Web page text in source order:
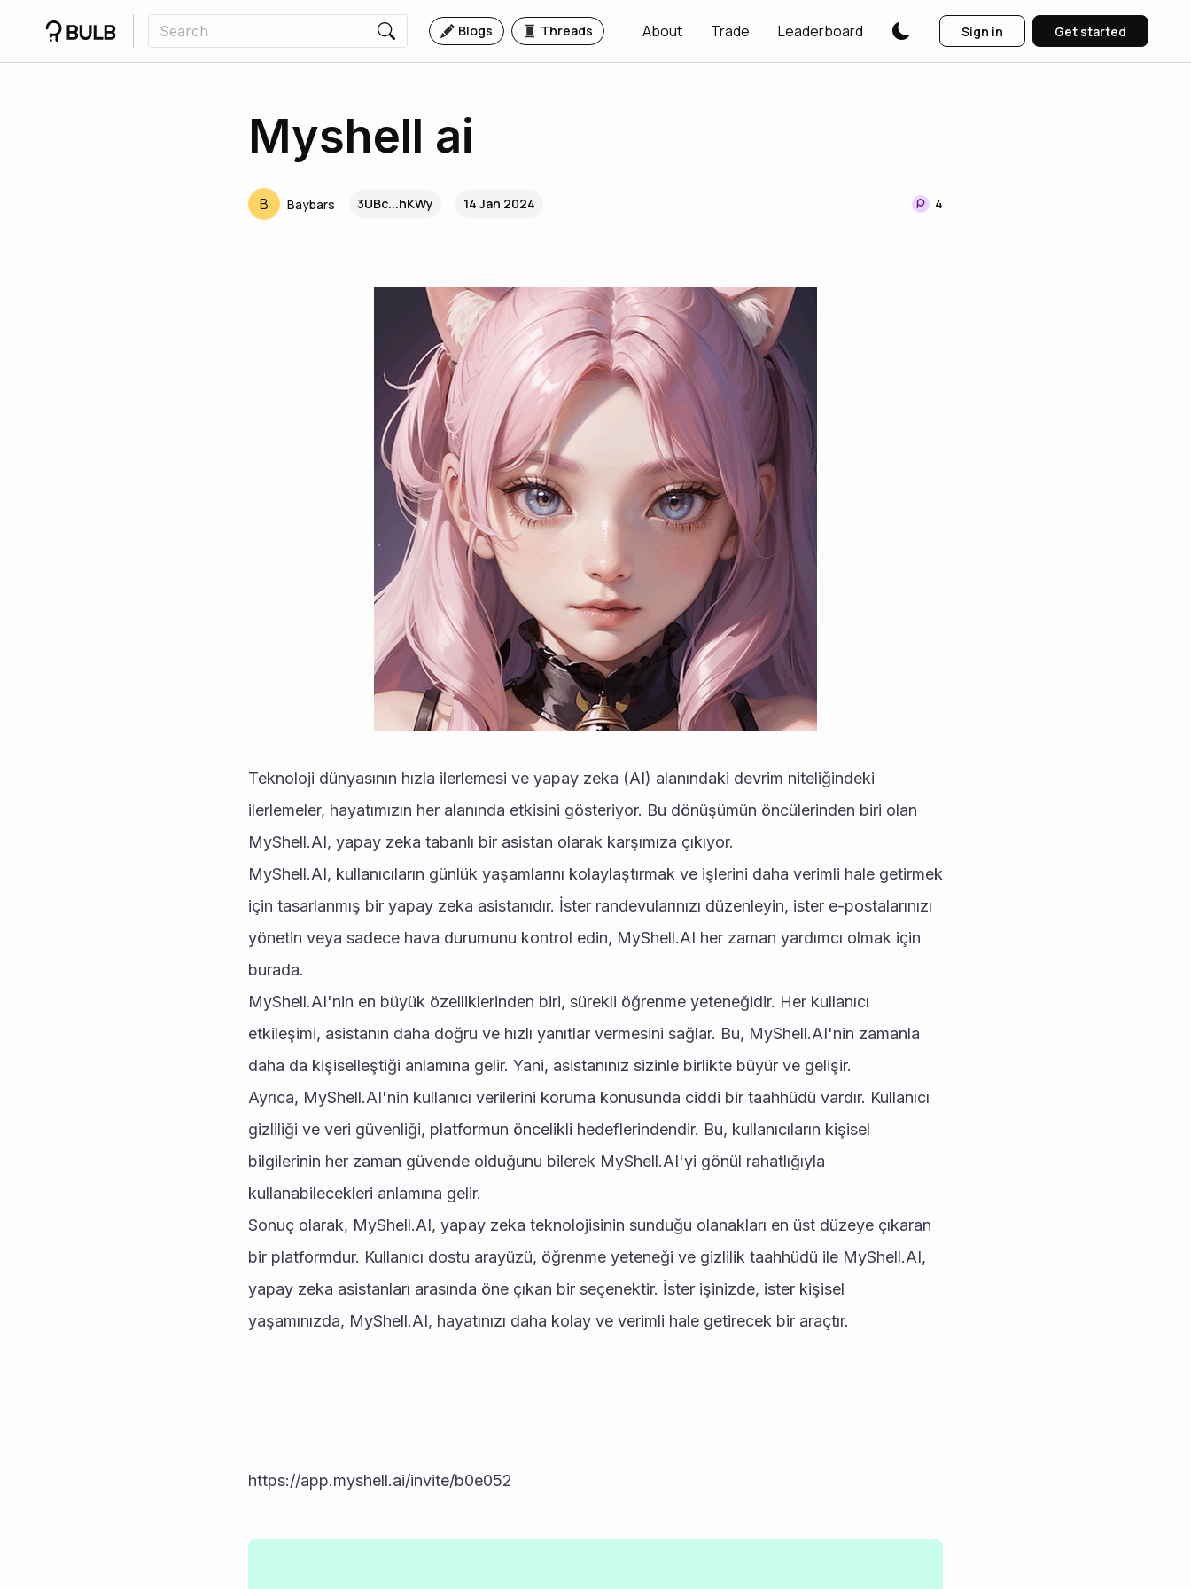
Blogs Threads About Trade Leaderboard Sign in Get started
Myshell ai
B Baybars 3UBc...hKWy 14 Jan 2024 4
Teknoloji dünyasının hızla ilerlemesi ve yapay zeka (AI) alanındaki devrim niteliğindeki
ilerlemeler, hayatımızın her alanında etkisini gösteriyor. Bu dönüşümün öncülerinden biri olan
MyShell.AI, yapay zeka tabanlı bir asistan olarak karşımıza çıkıyor.
MyShell.AI, kullanıcıların günlük yaşamlarını kolaylaştırmak ve işlerini daha verimli hale getirmek
için tasarlanmış bir yapay zeka asistanıdır. İster randevularınızı düzenleyin, ister e-postalarınızı
yönetin veya sadece hava durumunu kontrol edin, MyShell.AI her zaman yardımcı olmak için
burada.
MyShell.AI'nin en büyük özelliklerinden biri, sürekli öğrenme yeteneğidir. Her kullanıcı
etkileşimi, asistanın daha doğru ve hızlı yanıtlar vermesini sağlar. Bu, MyShell.AI'nin zamanla
daha da kişiselleştiği anlamına gelir. Yani, asistanınız sizinle birlikte büyür ve gelişir.
Ayrıca, MyShell.AI'nin kullanıcı verilerini koruma konusunda ciddi bir taahhüdü vardır. Kullanıcı
gizliliği ve veri güvenliği, platformun öncelikli hedeflerindendir. Bu, kullanıcıların kişisel
bilgilerinin her zaman güvende olduğunu bilerek MyShell.AI'yi gönül rahatlığıyla
kullanabilecekleri anlamına gelir.
Sonuç olarak, MyShell.AI, yapay zeka teknolojisinin sunduğu olanakları en üst düzeye çıkaran
bir platformdur. Kullanıcı dostu arayüzü, öğrenme yeteneği ve gizlilik taahhüdü ile MyShell.AI,
yapay zeka asistanları arasında öne çıkan bir seçenektir. İster işinizde, ister kişisel
yaşamınızda, MyShell.AI, hayatınızı daha kolay ve verimli hale getirecek bir araçtır.
https://app.myshell.ai/invite/b0e052